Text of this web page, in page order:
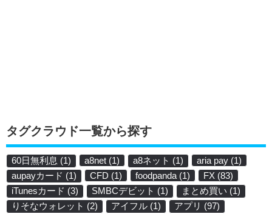
タグクラウド一覧から探す
60日無利息 (1) a8net (1) a8ネット (1) aria pay (1)
aupayカード (1) CFD (1) foodpanda (1) FX (83)
iTunesカード (3) SMBCデビット (1) まとめ買い (1)
りそなウォレット (2) アイフル (1) アプリ (97)